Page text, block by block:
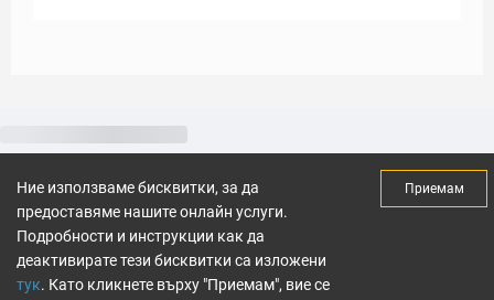
Ние използваме бисквитки, за да
предоставяме нашите онлайн услуги.
Подробности и инструкции как да
деактивирате тези бисквитки са изложени
тук. Като кликнете върху "Приемам", вие се
Приемам